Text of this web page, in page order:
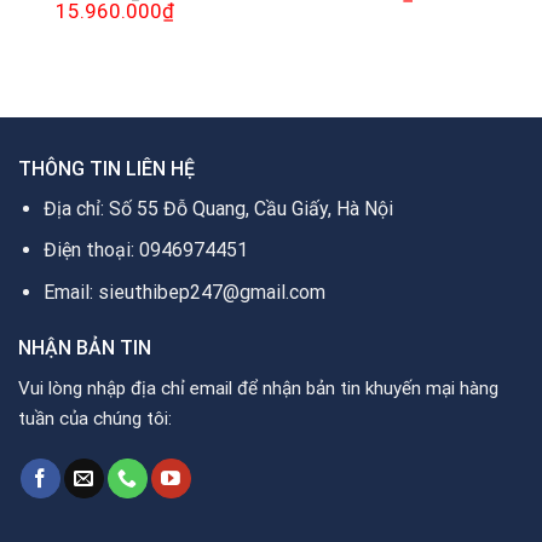
Giá
gốc
15.960.000₫Giá
hiện
gốc
hiện
THÔNG TIN LIÊN HỆ
Địa chỉ: Số 55 Đỗ Quang, Cầu Giấy, Hà Nội
Điện thoại: 0946974451
Email: sieuthibep247@gmail.com
NHẬN BẢN TIN
Vui lòng nhập địa chỉ email để nhận bản tin khuyến mại hàng
tuần của chúng tôi: